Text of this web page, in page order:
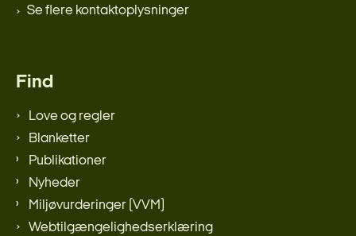
Se flere kontaktoplysninger
Find
Love og regler
Blanketter
Publikationer
Nyheder
Miljøvurderinger (VVM)
Webtilgængelighedserklæring